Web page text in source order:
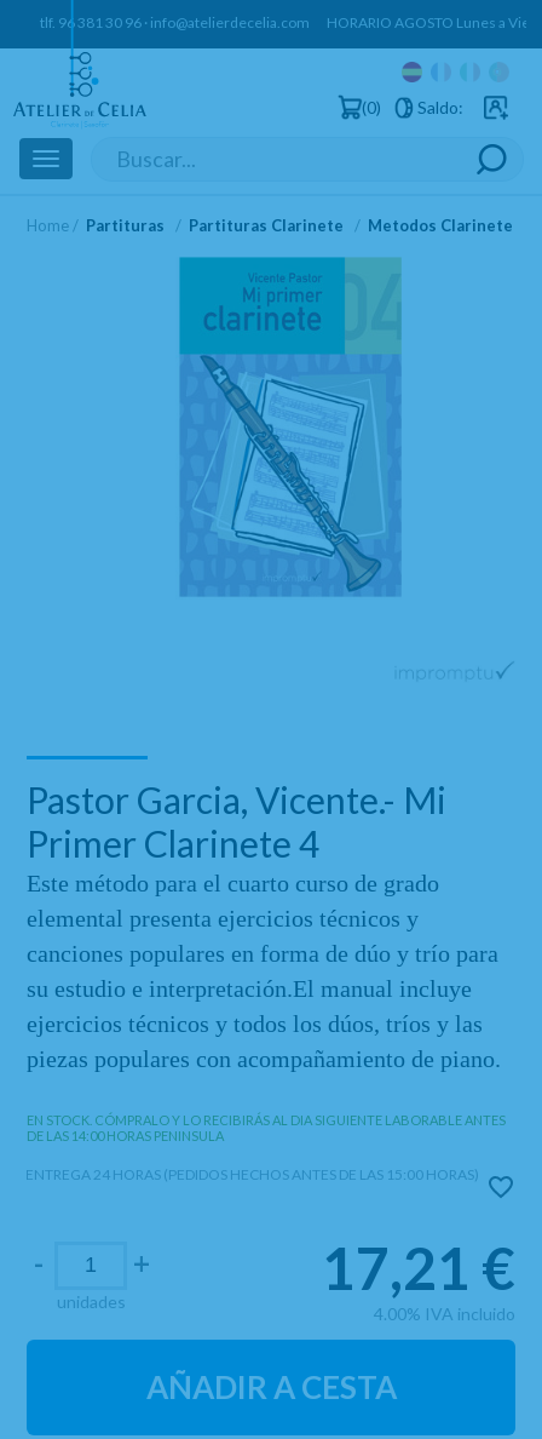
tlf. 96 381 30 96 · info@atelierdecelia.com HORARIO AGOSTO Lunes a
0 Saldo:
Toggle
navigation
Home Partituras Partituras Clarinete Metodos Clarinete
Pastor Garcia, Vicente.- Mi
Primer Clarinete 4
Este método para el cuarto curso de grado
elemental presenta ejercicios técnicos y
canciones populares en forma de dúo y trío para
su estudio e interpretación.El manual incluye
ejercicios técnicos y todos los dúos, tríos y las
piezas populares con acompañamiento de piano.
EN STOCK. CÓMPRALO Y LO RECIBIRÁS AL DIA SIGUIENTE LABORABLE ANTES
DE LAS 14:00 HORAS PENINSULA
ENTREGA 24 HORAS (PEDIDOS HECHOS ANTES DE LAS 15:00 HORAS)
-
unidades
+ 17,21 €
4.00% IVA incluido
AÑADIR A CESTA